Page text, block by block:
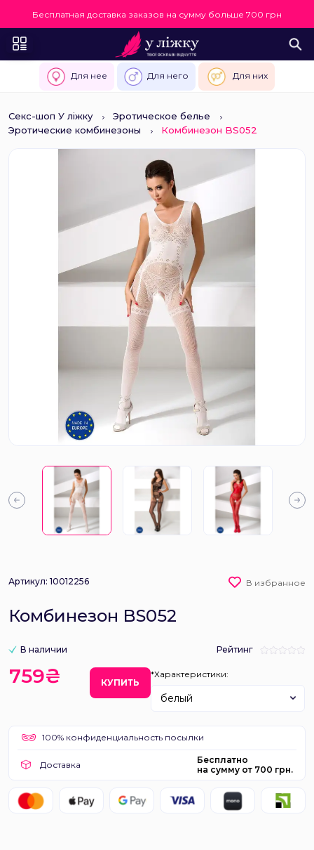
Бесплатная доставка заказов на сумму больше 700 грн
Для нее Для него Для них
Секс-шоп У ліжку
Эротическое белье
Эротические комбинезоны
Комбинезон BS052
Артикул: 10012256 В избранное
Комбинезон BS052
В наличии Рейтинг
759₴ КУПИТЬ
*Характеристики:
белый
100% конфиденциальность посылки
Доставка
Бесплатно
на сумму от 700 грн.